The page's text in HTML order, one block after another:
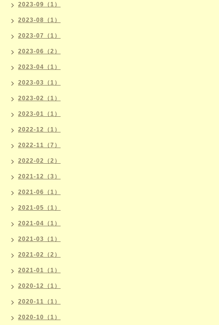
2023-09（1）
2023-08（1）
2023-07（1）
2023-06（2）
2023-04（1）
2023-03（1）
2023-02（1）
2023-01（1）
2022-12（1）
2022-11（7）
2022-02（2）
2021-12（3）
2021-06（1）
2021-05（1）
2021-04（1）
2021-03（1）
2021-02（2）
2021-01（1）
2020-12（1）
2020-11（1）
2020-10（1）